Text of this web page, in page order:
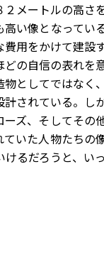
メートルの高さ
い像となってい
用をかけて建設
どの自信の表れを
物としてではなく
されている。し
ズ、そしてその
ていた人物たちの
るだろうと、い